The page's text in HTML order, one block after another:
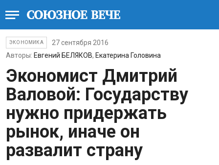
ЭКОНОМИКА
27 сентября 2016
Авторы: Евгений БЕЛЯКОВ, Екатерина Головина
Экономист Дмитрий
Валовой: Государству
нужно придержать
рынок, иначе он
развалит страну